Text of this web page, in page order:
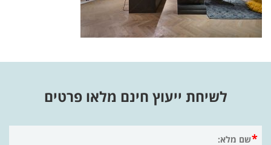
לשיחת ייעוץ חינם מלאו פרטים